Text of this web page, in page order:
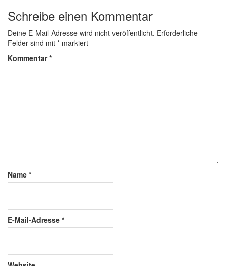
Schreibe einen Kommentar
Deine E-Mail-Adresse wird nicht veröffentlicht. Erforderliche
Felder sind mit * markiert
Kommentar*
Name *
E-Mail-Adresse *